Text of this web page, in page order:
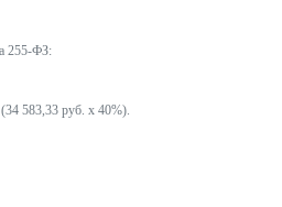
255-ФЗ:
583,33 руб. x 40%).